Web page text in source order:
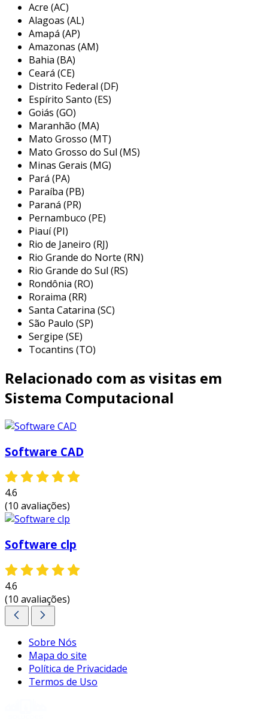
precisão e exatidão
permitem criar desenhos com alta
precisão, reduzindo a margem de erro.
eficiência no processo de design
funções automatizadas, o tempo de
criação de projetos é significativamente
reduzido.
facilidade de modificação
nos desenhos podem ser realizadas
rapidamente, facilitando ajustes em
tempo real.
visualização 3d
oferecem visualização em 3d, permitindo
uma melhor interpretação do projeto.
colaboração aprimorada
compartilhamento digital de arquivos
facilita a colaboração entre membros da
equipe.
esses benefícios tornam o software cad
essencial na prática do design moderno.
tipos de software cad disponíveis
existem diversos tipos de software cad, cada
um com suas características específicas e focos
de atuação. entre os mais populares, podemos
engenharia. É um dos softwares cad mais
solidworks
particularmente popular na engenharia
mecânica.
amigável, ideal para design arquitetônico.
catia: usado em engenharia aeroespacial
avançadas para modelagem complexa.
cada um destes softwares atende a nichos
usuário.
aplicações práticas do software cad
Acre (AC)
Alagoas (AL)
Amapá (AP)
Amazonas (AM)
Bahia (BA)
Ceará (CE)
Distrito Federal (DF)
Espírito Santo (ES)
Goiás (GO)
Maranhão (MA)
Mato Grosso (MT)
Mato Grosso do Sul (MS)
Minas Gerais (MG)
Pará (PA)
Paraíba (PB)
Paraná (PR)
Pernambuco (PE)
Piauí (PI)
Rio de Janeiro (RJ)
Rio Grande do Norte (RN)
Rio Grande do Sul (RS)
Rondônia (RO)
Roraima (RR)
Santa Catarina (SC)
São Paulo (SP)
Sergipe (SE)
Tocantins (TO)
Relacionado com as visitas em
Sistema Computacional
Software CAD
4.6
(10 avaliações)
Software clp
4.6
(10 avaliações)
Sobre Nós
Mapa do site
Política de Privacidade
Termos de Uso